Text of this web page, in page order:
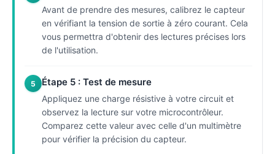
Avant de prendre des mesures, calibrez le capteur
en vérifiant la tension de sortie à zéro courant. Cela
vous permettra d'obtenir des lectures précises lors
de l'utilisation.
5 Étape 5 : Test de mesure
Appliquez une charge résistive à votre circuit et
observez la lecture sur votre microcontrôleur.
Comparez cette valeur avec celle d'un multimètre
pour vérifier la précision du capteur.